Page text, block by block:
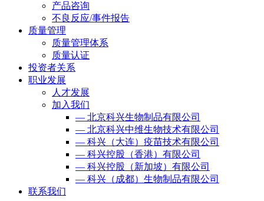
产品咨询
不良反应/事件报告
质量管理
质量管理体系
质量认证
投资者关系
职业发展
人才发展
加入我们
— 北京科兴生物制品有限公司
— 北京科兴中维生物技术有限公司
— 科兴（大连）疫苗技术有限公司
— 科兴控股（香港）有限公司
— 科兴控股（新加坡）有限公司
— 科兴（成都）生物制品有限公司
联系我们